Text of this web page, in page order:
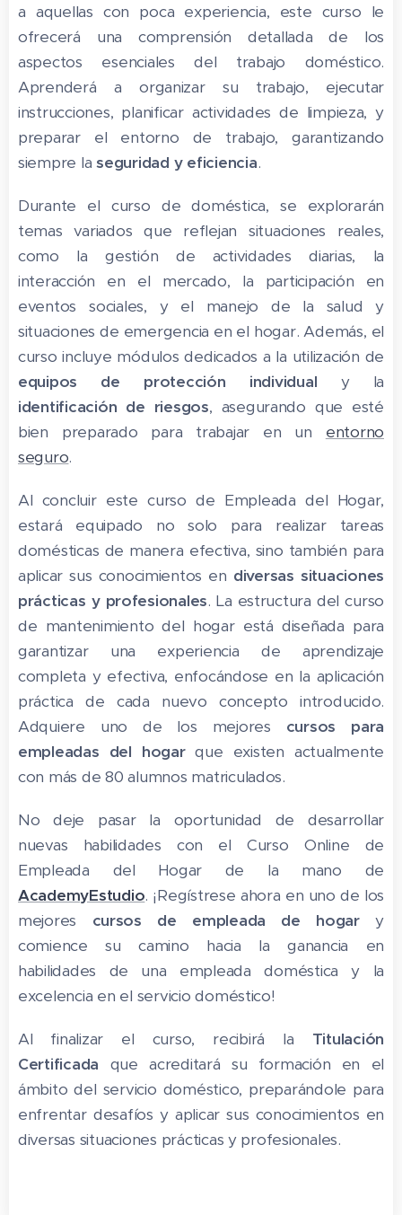
a aquellas con poca experiencia, este curso le
ofrecerá una comprensión detallada de los
aspectos esenciales del trabajo doméstico.
Aprenderá a organizar su trabajo, ejecutar
instrucciones, planificar actividades de limpieza, y
preparar el entorno de trabajo, garantizando
siempre laseguridad y eficiencia.
Durante el curso de doméstica, se explorarán
temas variados que reflejan situaciones reales,
como la gestión de actividades diarias, la
interacción en el mercado, la participación en
eventos sociales, y el manejo de la salud y
situaciones de emergencia en el hogar. Además, el
curso incluye módulos dedicados a la utilización de
equipos de protección individual y la
identificación de riesgos, asegurando que esté
bien preparado para trabajar en un entorno
seguro.
Al concluir este curso de Empleada del Hogar,
estará equipado no solo para realizar tareas
domésticas de manera efectiva, sino también para
aplicar sus conocimientos en diversas situaciones
prácticas y profesionales. La estructura del curso
de mantenimiento del hogar está diseñada para
garantizar una experiencia de aprendizaje
completa y efectiva, enfocándose en la aplicación
práctica de cada nuevo concepto introducido.
Adquiere uno de los mejores cursos para
empleadas del hogarque existen actualmente
con más de 80 alumnos matriculados.
No deje pasar la oportunidad de desarrollar
nuevas habilidades con el Curso Online de
Empleada del Hogar de la mano de
AcademyEstudio. ¡Regístrese ahora en uno de los
mejores cursos de empleada de hogary
comience su camino hacia la ganancia en
habilidades de una empleada doméstica y la
excelencia en el servicio doméstico!
Al finalizar el curso, recibirá la Titulación
Certificada que acreditará su formación en el
ámbito del servicio doméstico, preparándole para
enfrentar desafíos y aplicar sus conocimientos en
diversas situaciones prácticas y profesionales.